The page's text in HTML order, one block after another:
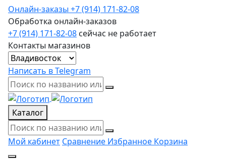
Онлайн-заказы +7 (914) 171-82-08
Обработка онлайн-заказов
+7 (914) 171-82-08 сейчас не работает
Контакты магазинов
Написать в Telegram
Каталог
Мой кабинет Сравнение Избранное Корзина